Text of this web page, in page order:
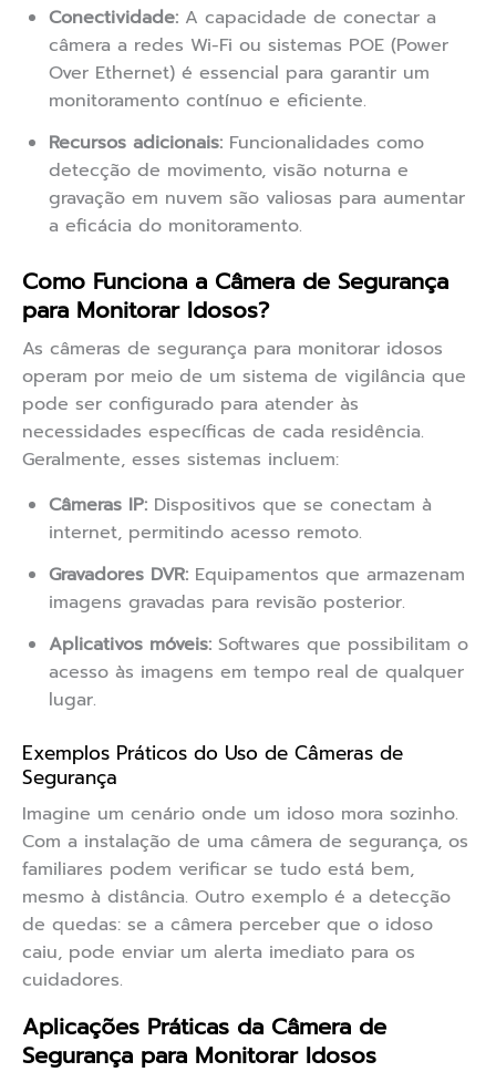
Conectividade: A capacidade de conectar a
câmera a redes Wi-Fi ou sistemas POE (Power
Over Ethernet) é essencial para garantir um
monitoramento contínuo e eficiente.
Recursos adicionais: Funcionalidades como
detecção de movimento, visão noturna e
gravação em nuvem são valiosas para aumentar
a eficácia do monitoramento.
Como Funciona a Câmera de Segurança
para Monitorar Idosos?
As câmeras de segurança para monitorar idosos
operam por meio de um sistema de vigilância que
pode ser configurado para atender às
necessidades específicas de cada residência.
Geralmente, esses sistemas incluem:
Câmeras IP: Dispositivos que se conectam à
internet, permitindo acesso remoto.
Gravadores DVR: Equipamentos que armazenam
imagens gravadas para revisão posterior.
Aplicativos móveis: Softwares que possibilitam o
acesso às imagens em tempo real de qualquer
lugar.
Exemplos Práticos do Uso de Câmeras de
Segurança
Imagine um cenário onde um idoso mora sozinho.
Com a instalação de uma câmera de segurança, os
familiares podem verificar se tudo está bem,
mesmo à distância. Outro exemplo é a detecção
de quedas: se a câmera perceber que o idoso
caiu, pode enviar um alerta imediato para os
cuidadores.
Aplicações Práticas da Câmera de
Segurança para Monitorar Idosos